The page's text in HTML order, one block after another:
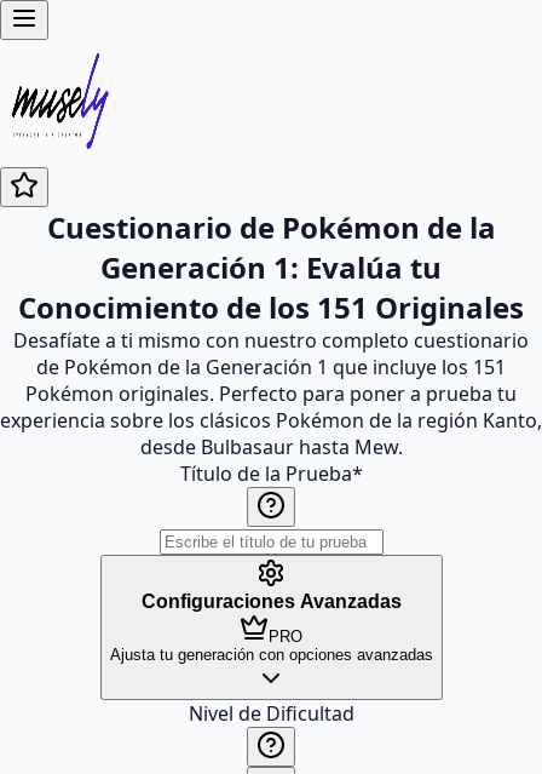
Cuestionario de Pokémon de la
Generación 1: Evalúa tu
Conocimiento de los 151 Originales
Desafíate a ti mismo con nuestro completo cuestionario
de Pokémon de la Generación 1 que incluye los 151
Pokémon originales. Perfecto para poner a prueba tu
experiencia sobre los clásicos Pokémon de la región Kanto,
desde Bulbasaur hasta Mew.
Título de la Prueba*
Configuraciones Avanzadas
PRO
Ajusta tu generación con opciones avanzadas
Nivel de Dificultad